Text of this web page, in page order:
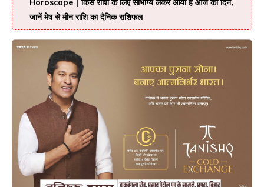
Horoscope | किस राशि के लिए सौभाग्य लेकर आया है आज का दिन,
जानें मेष से मीन राशि का दैनिक राशिफल